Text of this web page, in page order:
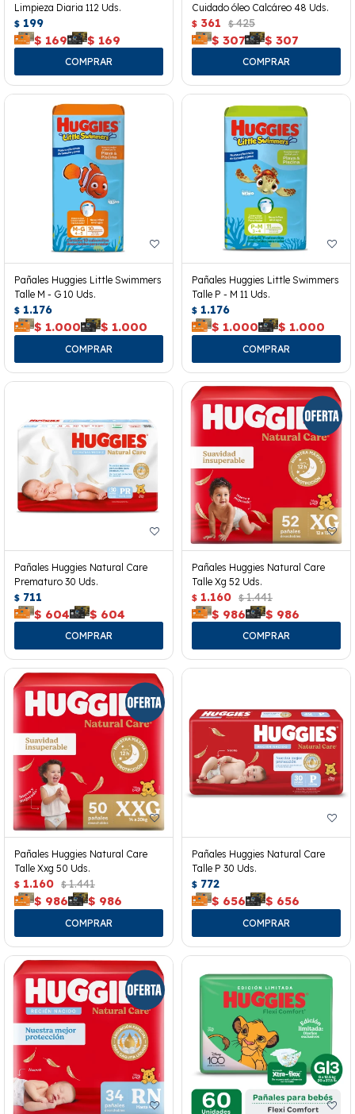
Limpieza Diaria 112 Uds.
$ 199
$ 169 $ 169
Cuidado óleo Calcáreo 48 Uds.
$ 361 $ 425
$ 307 $ 307
Pañales Huggies Little Swimmers
Talle M - G 10 Uds.
$ 1.176
$ 1.000 $ 1.000
Pañales Huggies Little Swimmers
Talle P - M 11 Uds.
$ 1.176
$ 1.000 $ 1.000
Pañales Huggies Natural Care
Prematuro 30 Uds.
$ 711
$ 604 $ 604
Pañales Huggies Natural Care
Talle Xg 52 Uds.
$ 1.160 $ 1.441
$ 986 $ 986
Pañales Huggies Natural Care
Talle Xxg 50 Uds.
$ 1.160 $ 1.441
$ 986 $ 986
Pañales Huggies Natural Care
Talle P 30 Uds.
$ 772
$ 656 $ 656